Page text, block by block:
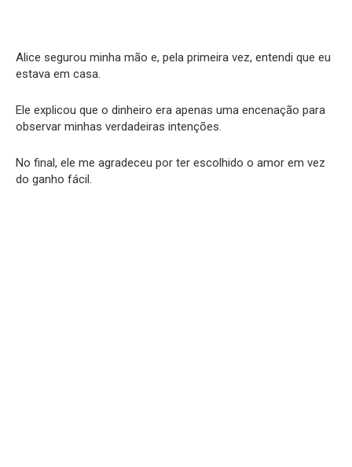
Alice segurou minha mão e, pela primeira vez, entendi que eu
estava em casa.
Ele explicou que o dinheiro era apenas uma encenação para
observar minhas verdadeiras intenções.
No final, ele me agradeceu por ter escolhido o amor em vez
do ganho fácil.